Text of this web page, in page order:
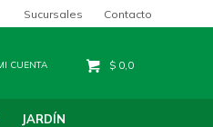
JARDÍN
$ 0,0
Sucursales Contacto